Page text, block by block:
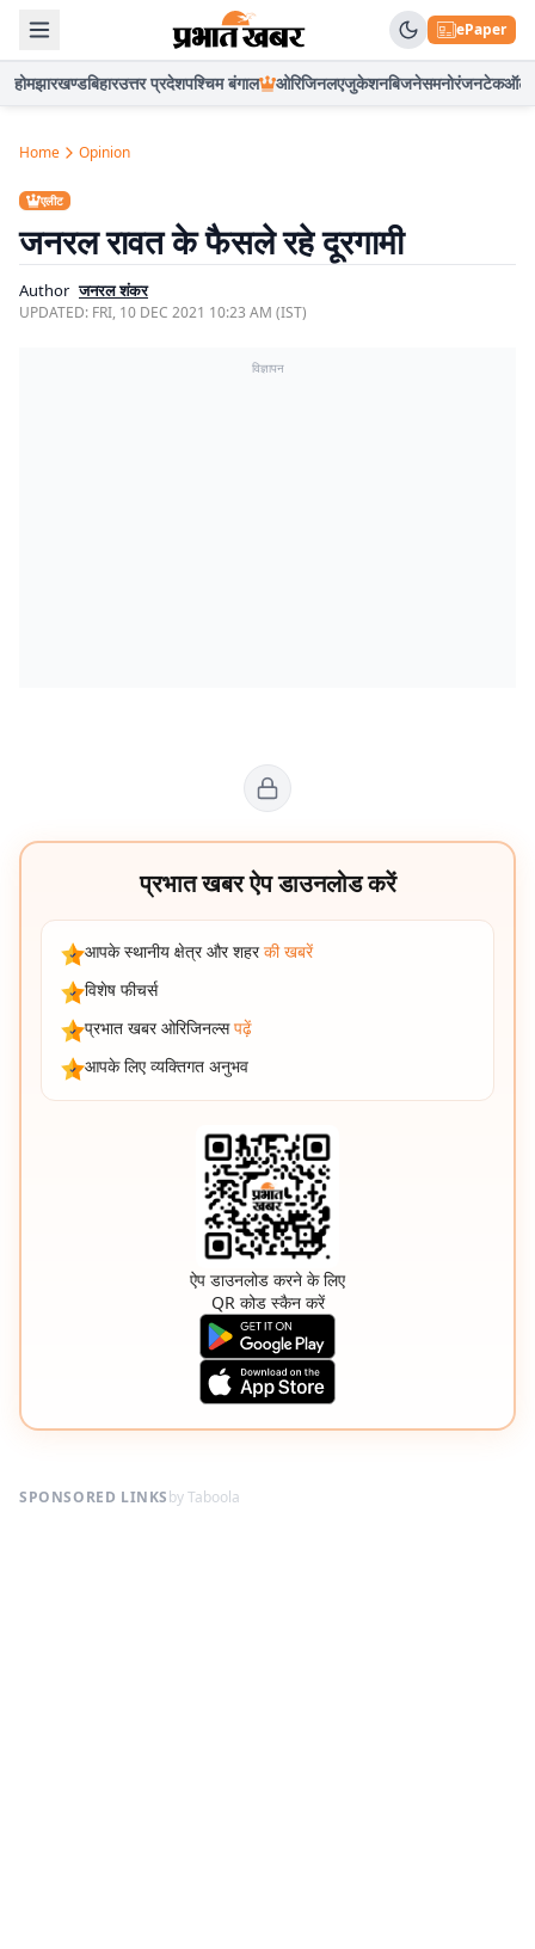
ePaper
होमझारखण्डबिहारउत्तर प्रदेशपश्चिम बंगाल ओरिजिनलएजुकेशनबिजनेसमनोरंजनटेकऑटो
Home Opinion
एलीट
जनरल रावत के फैसले रहे दूरगामी
Author जनरल शंकर
UPDATED: FRI, 10 DEC 2021 10:23 AM (IST)
विज्ञापन
प्रभात खबर ऐप डाउनलोड करें
आपके स्थानीय क्षेत्र और शहर की खबरें
विशेष फीचर्स
प्रभात खबर ओरिजिनल्स पढ़ें
आपके लिए व्यक्तिगत अनुभव
ऐप डाउनलोड करने के लिए
QR कोड स्कैन करें
SPONSORED LINKSby Taboola